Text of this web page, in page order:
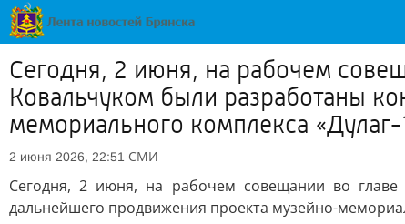
Сегодня, 2 июня, на рабочем
Ковальчуком были разработаны
мемориального комплекса «Дулаг-
2 июня 2026, 22:51 СМИ
Сегодня, 2 июня, на рабочем совещании во главе
дальнейшего продвижения проекта музейно-